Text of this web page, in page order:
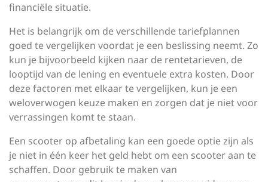
financiële situatie.
Het is belangrijk om de verschillende tariefplannen
goed te vergelijken voordat je een beslissing neemt. Zo
kun je bijvoorbeeld kijken naar de rentetarieven, de
looptijd van de lening en eventuele extra kosten. Door
deze factoren met elkaar te vergelijken, kun je een
weloverwogen keuze maken en zorgen dat je niet voor
verrassingen komt te staan.
Een scooter op afbetaling kan een goede optie zijn als
je niet in één keer het geld hebt om een scooter aan te
schaffen. Door gebruik te maken van